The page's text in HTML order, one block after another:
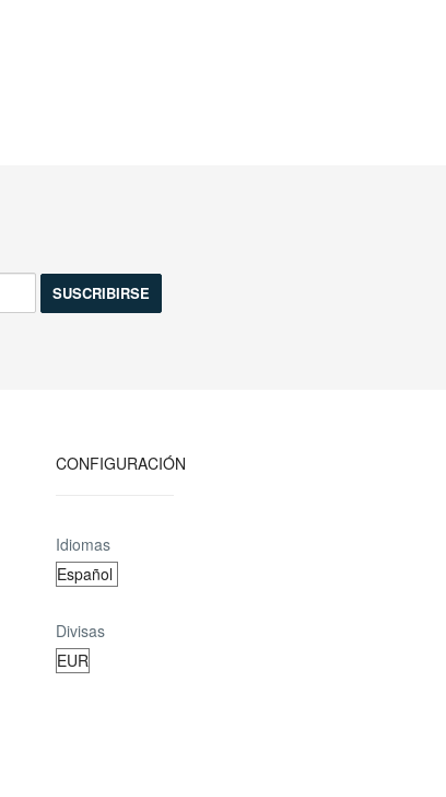
CONFIGURACIÓN
Idiomas
Divisas